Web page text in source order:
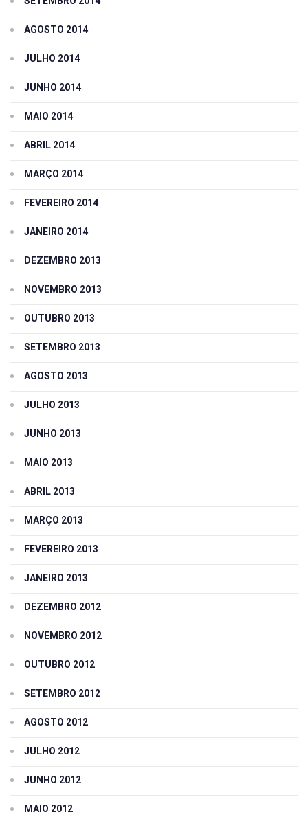
AGOSTO 2014
JULHO 2014
JUNHO 2014
MAIO 2014
ABRIL 2014
MARÇO 2014
FEVEREIRO 2014
JANEIRO 2014
DEZEMBRO 2013
NOVEMBRO 2013
OUTUBRO 2013
SETEMBRO 2013
AGOSTO 2013
JULHO 2013
JUNHO 2013
MAIO 2013
ABRIL 2013
MARÇO 2013
FEVEREIRO 2013
JANEIRO 2013
DEZEMBRO 2012
NOVEMBRO 2012
OUTUBRO 2012
SETEMBRO 2012
AGOSTO 2012
JULHO 2012
JUNHO 2012
MAIO 2012